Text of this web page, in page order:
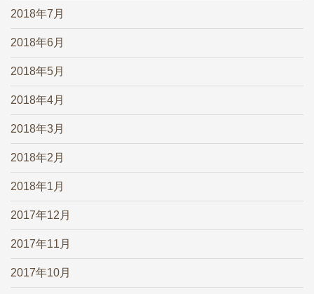
2018年7月
2018年6月
2018年5月
2018年4月
2018年3月
2018年2月
2018年1月
2017年12月
2017年11月
2017年10月